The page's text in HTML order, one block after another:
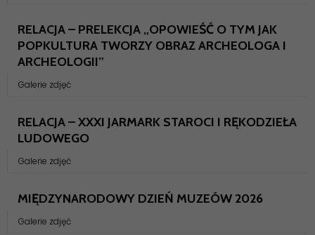
RELACJA – PRELEKCJA „OPOWIEŚĆ O TYM JAK
POPKULTURA TWORZY OBRAZ ARCHEOLOGA I
ARCHEOLOGII”
Galerie zdjęć
RELACJA – XXXI JARMARK STAROCI I RĘKODZIEŁA
LUDOWEGO
Galerie zdjęć
MIĘDZYNARODOWY DZIEŃ MUZEÓW 2026
Galerie zdjęć